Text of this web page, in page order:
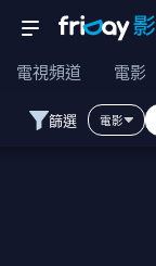
電視頻道 電影
篩選 電影